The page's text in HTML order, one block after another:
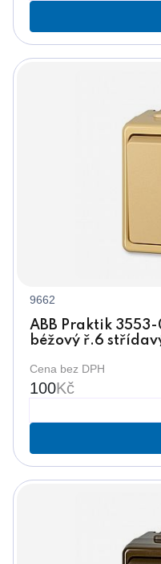
9662
ABB Praktik
béžový ř.6
Cena bez DPH
100Kč